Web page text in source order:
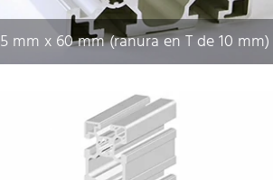
mm x 60 mm (ranura en T de 10 mm)